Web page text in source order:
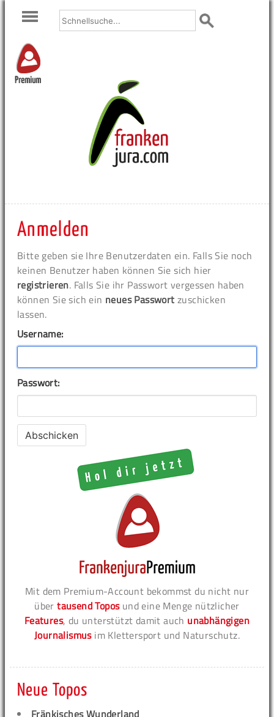
Premium
Anmelden
Bitte geben sie Ihre Benutzerdaten ein. Falls Sie noch
keinen Benutzer haben können Sie sich hier
registrieren. Falls Sie ihr Passwort vergessen haben
können Sie sich ein neues Passwort zuschicken
lassen.
Username:
Passwort:
Mit dem Premium-Account bekommst du nicht nur
übertausend Toposund eine Menge nützlicher
Features, du unterstützt damit auch unabhängigen
Journalismusim Klettersport und Naturschutz.
Neue Topos
Fränkisches Wunderland